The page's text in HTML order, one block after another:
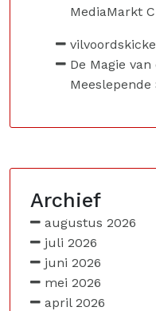
MediaMarkt
De Magie
Archief
augustus 2026
juli 2026
juni 2026
mei 2026
april 2026